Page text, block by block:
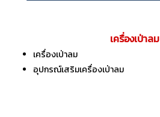
เครื่องเป่าลม
เครื่องเป่าลม
อุปกรณ์เสริมเครื่องเป่าลม